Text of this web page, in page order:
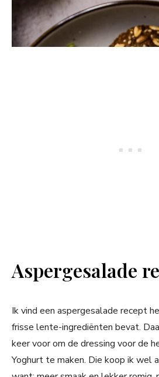
Aspergesalade
Ik vind een aspergesalade recept
frisse lente-ingrediënten bevat.
keer voor om de dressing voor de
Yoghurt te maken. Die koop ik